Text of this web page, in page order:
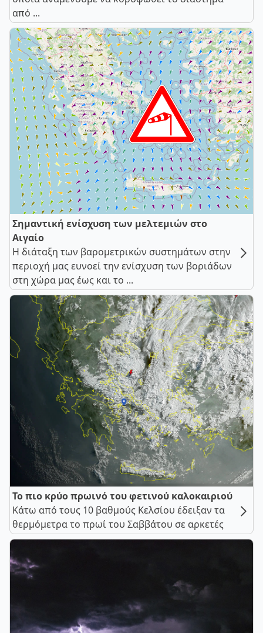
από ...
Σημαντική ενίσχυση των μελτεμιών στο
Αιγαίο
Η διάταξη των βαρομετρικών συστημάτων στην
περιοχή μας ευνοεί την ενίσχυση των βοριάδων
στη χώρα μας έως και το ...
Το πιο κρύο πρωινό του φετινού καλοκαιριού
Κάτω από τους 10 βαθμούς Κελσίου έδειξαν τα
θερμόμετρα το πρωί του Σαββάτου σε αρκετές